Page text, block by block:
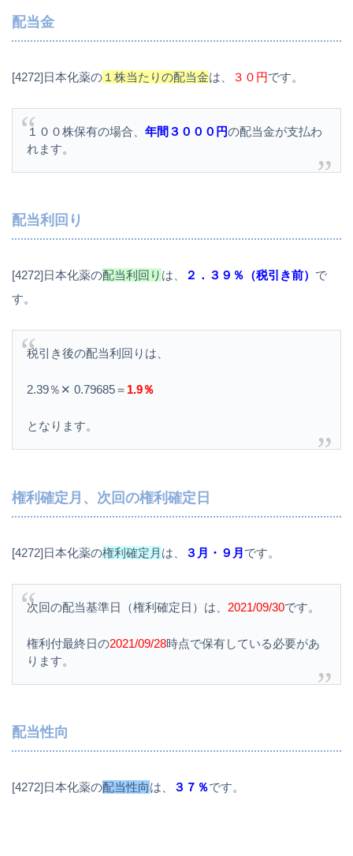
配当金
[4272]日本化薬の １株当たりの配当金は、 ３０円です。
１００株保有の場合、 年間３０００円の配当金が支払わ
れます。
配当利回り
[4272]日本化薬の配当利回り は、 ２．３９％（税引き前） で
す。
税引き後の配当利回りは、
2.39％✕ 0.79685＝ 1.9％
となります。
権利確定月、次回の権利確定日
[4272]日本化薬の権利確定月 は、 ３月・９月 です。
次回の配当基準日（権利確定日）は、 2021/09/30です。
権利付最終日の2021/09/28時点で保有している必要があ
ります。
配当性向
[4272]日本化薬の配当性向は、 ３７％です。